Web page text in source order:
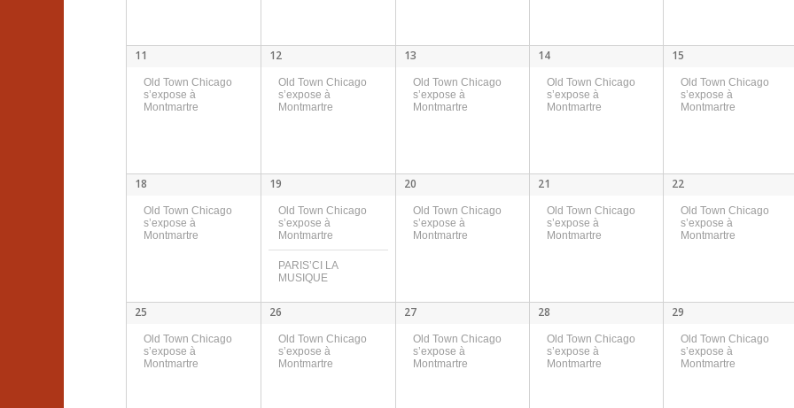
i
v
v
è
è
n
e
É
m
n 11
Old Town Chicago
s’expose à
Montmartre
12
Old Town Chicago
s’expose à
Montmartre
13
Old Town Chicago
s’expose à
Montmartre
14
Old Town Chicago
s’expose à
Montmartre
15
Old Town Chicago
s’expose à
Montmartre
18
Old Town Chicago
s’expose à
Montmartre
19
Old Town Chicago
s’expose à
Montmartre
PARIS’CI LA
MUSIQUE
20
Old Town Chicago
s’expose à
Montmartre
21
Old Town Chicago
s’expose à
Montmartre
22
Old Town Chicago
s’expose à
Montmartre
25
Old Town Chicago
s’expose à
Montmartre
26
Old Town Chicago
s’expose à
Montmartre
27
Old Town Chicago
s’expose à
Montmartre
28
Old Town Chicago
s’expose à
Montmartre
29
Old Town Chicago
s’expose à
Montmartre